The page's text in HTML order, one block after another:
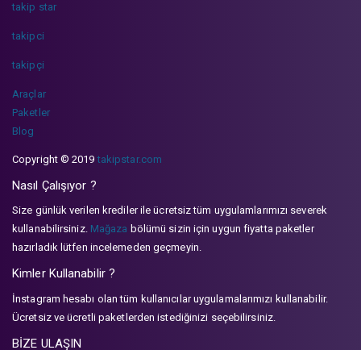
takip star
takipci
takipçi
Araçlar
Paketler
Blog
Copyright © 2019takipstar.com
Nasıl Çalışıyor ?
Size günlük verilen krediler ile ücretsiz tüm uygulamlarımızı severek
kullanabilirsiniz. Mağaza bölümü sizin için uygun fiyatta paketler
hazırladık lütfen incelemeden geçmeyin.
Kimler Kullanabilir ?
İnstagram hesabı olan tüm kullanıcılar uygulamalarımızı kullanabilir.
Ücretsiz ve ücretli paketlerden istediğinizi seçebilirsiniz.
BİZE ULAŞIN